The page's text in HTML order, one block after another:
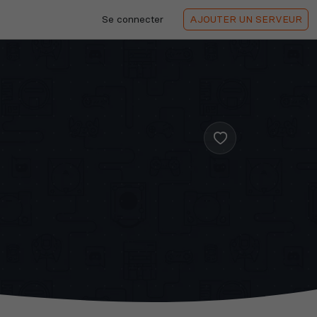
Se connecter AJOUTER UN SERVEUR